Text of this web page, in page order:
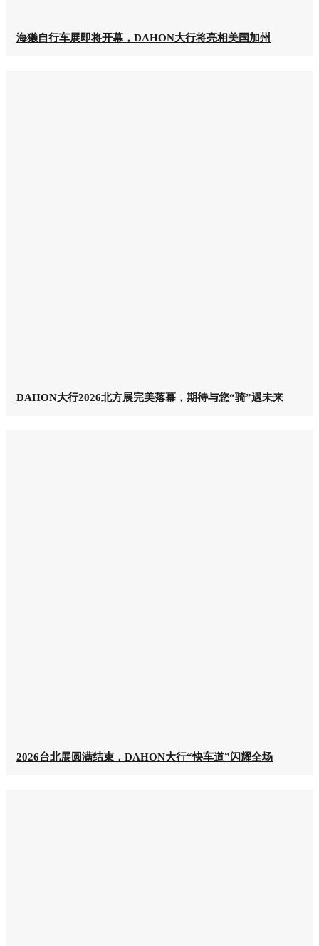
海獭自行车展即将开幕，DAHON大行将亮相美国加州
DAHON大行2026北方展完美落幕，期待与您“骑”遇未来
2026台北展圆满结束，DAHON大行“快车道”闪耀全场